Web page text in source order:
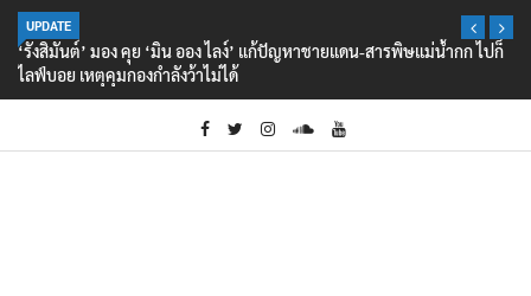
UPDATE
‘รังสิมันต์’ มอง คุย ‘มิน ออง ไลง์’ แก้ปัญหาชายแดน-สารพิษแม่น้ำกก ไปก็
ไลฟ์บอย เหตุคุมกองกำลังว้าไม่ได้